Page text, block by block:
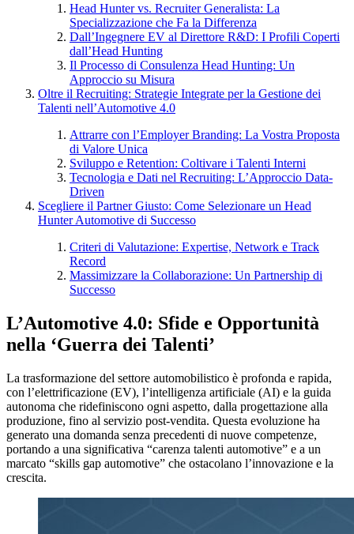
Head Hunter vs. Recruiter Generalista: La
Specializzazione che Fa la Differenza
Dall’Ingegnere EV al Direttore R&D: I Profili Coperti
dall’Head Hunting
Il Processo di Consulenza Head Hunting: Un
Approccio su Misura
Oltre il Recruiting: Strategie Integrate per la Gestione dei
Talenti nell’Automotive 4.0
Attrarre con l’Employer Branding: La Vostra Proposta
di Valore Unica
Sviluppo e Retention: Coltivare i Talenti Interni
Tecnologia e Dati nel Recruiting: L’Approccio Data-
Driven
Scegliere il Partner Giusto: Come Selezionare un Head
Hunter Automotive di Successo
Criteri di Valutazione: Expertise, Network e Track
Record
Massimizzare la Collaborazione: Un Partnership di
Successo
L’Automotive 4.0: Sfide e Opportunità
nella ‘Guerra dei Talenti’
La trasformazione del settore automobilistico è profonda e rapida,
con l’elettrificazione (EV), l’intelligenza artificiale (AI) e la guida
autonoma che ridefiniscono ogni aspetto, dalla progettazione alla
produzione, fino al servizio post-vendita. Questa evoluzione ha
generato una domanda senza precedenti di nuove competenze,
portando a una significativa “carenza talenti automotive” e a un
marcato “skills gap automotive” che ostacolano l’innovazione e la
crescita.